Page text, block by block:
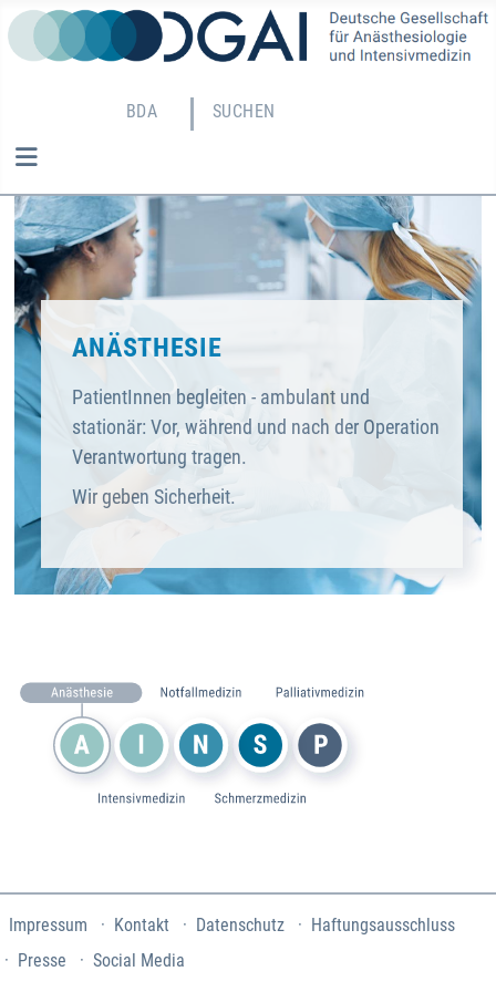
BDA SUCHEN
ANÄSTHESIE
PatientInnen begleiten - ambulant und
stationär: Vor, während und nach der Operation
Verantwortung tragen.
Wir geben Sicherheit.
Impressum Kontakt Datenschutz
Haftungsausschluss
Presse
Social Media